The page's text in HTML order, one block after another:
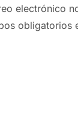
electrónico
obligatorios